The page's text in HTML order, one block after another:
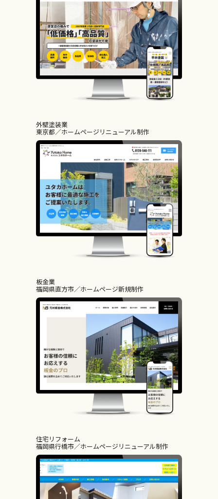
外壁塗装業
東京都 ホームページリニューアル制作
板金業
福岡県直方市 ホームページ新規制作
住宅リフォーム
福岡県行橋市 ホームページリニューアル制作